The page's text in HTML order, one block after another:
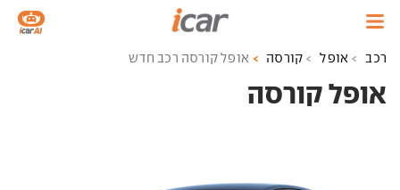
רכב אופל קורסה אופל קורסה רכב חדש
אופל קורסה ‏